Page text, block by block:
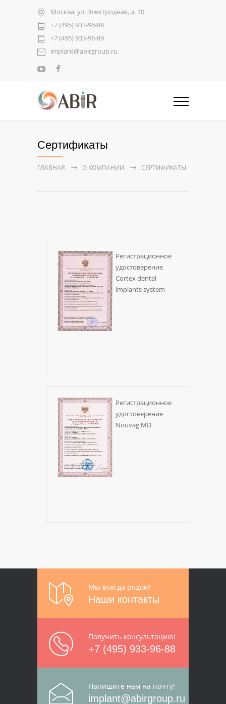
Москва, ул. Электродная, д. 10
+7 (495) 933-96-88
+7 (495) 933-96-89
implant@abirgroup.ru
Сертификаты
ГЛАВНАЯ О КОМПАНИИ СЕРТИФИКАТЫ
Регистрационное
удостоверение
Cortex dental
implants system
Регистрационное
удостоверение
Nouvag MD
Мы всегда рядом!
Наши контакты
Получить консультацию!
+7 (495) 933-96-88
Напишите нам на почту!
implant@abirgroup.ru